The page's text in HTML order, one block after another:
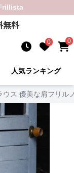
無料
0 0
人気ランキング
ウス 優美な肩フリル